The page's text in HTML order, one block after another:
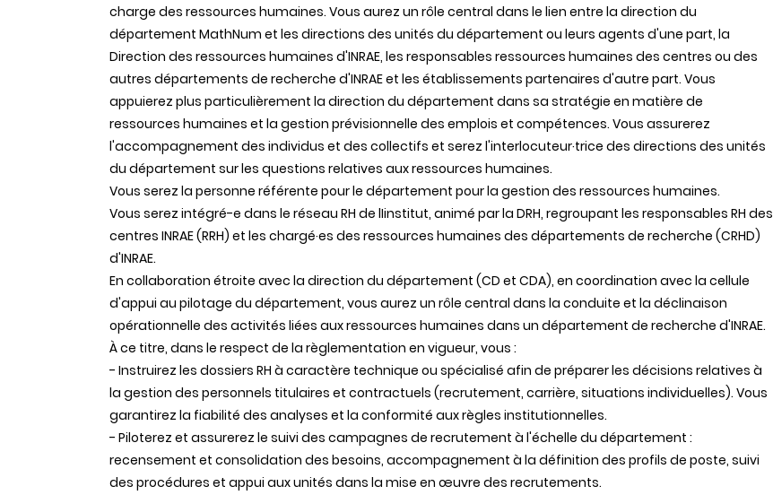
charge des ressources humaines. Vous aurez un rôle central dans le lien entre la direction du
département MathNum et les directions des unités du département ou leurs agents d'une part, la
Direction des ressources humaines d'INRAE, les responsables ressources humaines des centres ou des
autres départements de recherche d'INRAE et les établissements partenaires d'autre part. Vous
appuierez plus particulièrement la direction du département dans sa stratégie en matière de
ressources humaines et la gestion prévisionnelle des emplois et compétences. Vous assurerez
l'accompagnement des individus et des collectifs et serez l'interlocuteur·trice des directions des unités
du département sur les questions relatives aux ressources humaines.
Vous serez la personne référente pour le département pour la gestion des ressources humaines.
Vous serez intégré-e dans le réseau RH de lIinstitut, animé par la DRH, regroupant les responsables RH des
centres INRAE (RRH) et les chargé·es des ressources humaines des départements de recherche (CRHD)
d'INRAE.
En collaboration étroite avec la direction du département (CD et CDA), en coordination avec la cellule
d'appui au pilotage du département, vous aurez un rôle central dans la conduite et la déclinaison
opérationnelle des activités liées aux ressources humaines dans un département de recherche d'INRAE.
À ce titre, dans le respect de la règlementation en vigueur, vous :
- Instruirez les dossiers RH à caractère technique ou spécialisé afin de préparer les décisions relatives à
la gestion des personnels titulaires et contractuels (recrutement, carrière, situations individuelles). Vous
garantirez la fiabilité des analyses et la conformité aux règles institutionnelles.
- Piloterez et assurerez le suivi des campagnes de recrutement à l'échelle du département :
recensement et consolidation des besoins, accompagnement à la définition des profils de poste, suivi
des procédures et appui aux unités dans la mise en œuvre des recrutements.